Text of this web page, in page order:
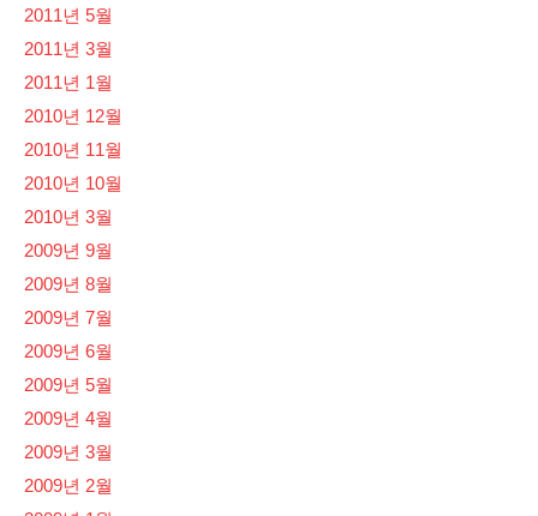
2011년 5월
2011년 3월
2011년 1월
2010년 12월
2010년 11월
2010년 10월
2010년 3월
2009년 9월
2009년 8월
2009년 7월
2009년 6월
2009년 5월
2009년 4월
2009년 3월
2009년 2월